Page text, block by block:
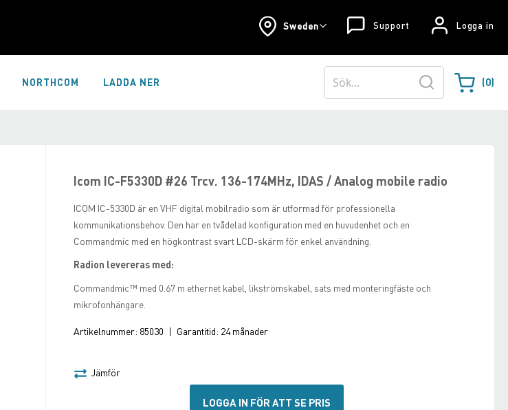
Logga in
Support
Sweden
NORTHCOM LADDA NER Varukorgen
0
Sök
Icom IC-F5330D #26 Trcv. 136-174MHz, IDAS / Analog mobile radio
ICOM IC-5330D är en VHF digital mobilradio som är utformad för professionella
kommunikationsbehov. Den har en tvådelad konfiguration med en huvudenhet och en
Commandmic med en högkontrast svart LCD-skärm för enkel användning.
Radion levereras med:
Commandmic™ med 0.67 m ethernet kabel, likströmskabel, sats med monteringfäste och
mikrofonhängare.
Artikelnummer: 85030 | Garantitid: 24 månader
Jämför
LOGGA IN FÖR ATT SE PRIS